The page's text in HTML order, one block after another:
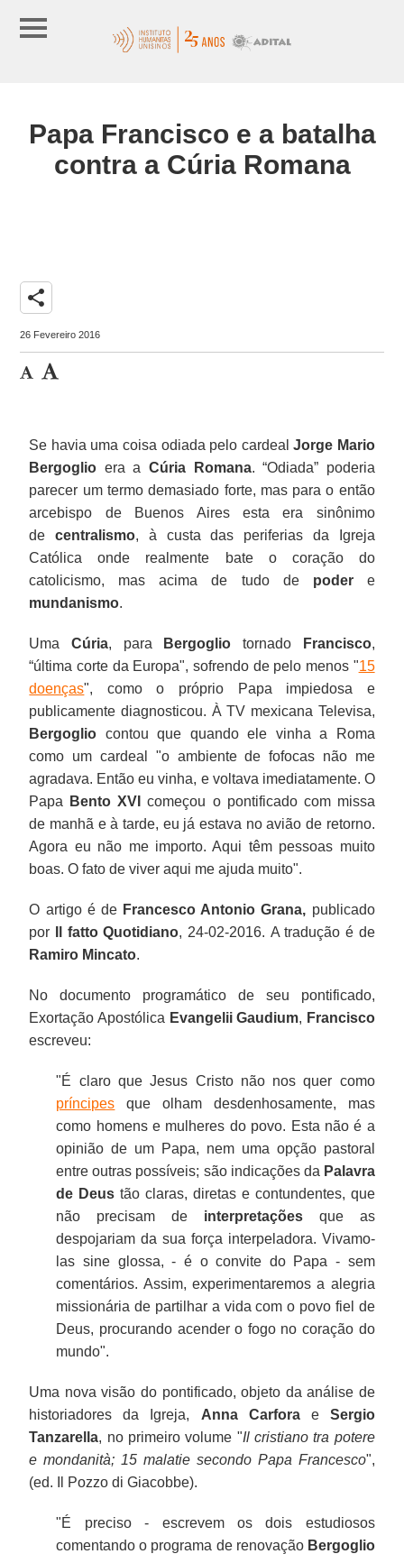
Papa Francisco e a batalha
contra a Cúria Romana
share
26 Fevereiro 2016
Se havia uma coisa odiada pelo cardealJorge Mario
Bergoglio era a Cúria Romana. “Odiada” poderia
parecer um termo demasiado forte, mas para o então
arcebispo de Buenos Aires esta era sinônimo
decentralismo, à custa das periferias da Igreja
Católica onde realmente bate o coração do
catolicismo, mas acima de tudo depodere
mundanismo.
UmaCúria, para Bergoglio tornado Francisco,
“última corte da Europa", sofrendo de pelo menos "15
doenças", como o próprio Papa impiedosa e
publicamente diagnosticou. À TV mexicana Televisa,
Bergoglio contou que quando ele vinha a Roma
como um cardeal "o ambiente de fofocas não me
agradava. Então eu vinha, e voltava imediatamente. O
Papa
Bento XVI
começou o pontificado com missa
de manhã e à tarde, eu já estava no avião de retorno.
Agora eu não me importo. Aqui têm pessoas muito
boas. O fato de viver aqui me ajuda muito".
O artigo é de Francesco Antonio Grana, publicado
por Il fatto Quotidiano, 24-02-2016. A tradução é de
Ramiro Mincato.
No documento programático de seu pontificado,
Exortação Apostólica Evangelii Gaudium, Francisco
escreveu:
"É claro que Jesus Cristo não nos quer como
príncipes que olham desdenhosamente, mas
como homens e mulheres do povo. Esta não é a
opinião de um Papa, nem uma opção pastoral
entre outras possíveis; são indicações da Palavra
de Deus tão claras, diretas e contundentes, que
não precisam de interpretaçõesque as
despojariam da sua força interpeladora. Vivamo-
las sine glossa, - é o convite do Papa - sem
comentários. Assim, experimentaremos a alegria
missionária de partilhar a vida com o povo fiel de
Deus, procurando acender o fogo no coração do
mundo".
Uma nova visão do pontificado, objeto da análise de
historiadores da Igreja, Anna Carforae Sergio
Tanzarella, no primeiro volume "Il cristiano tra potere
e mondanità; 15 malatie secondo Papa Francesco",
(ed. Il Pozzo di Giacobbe).
"É preciso - escrevem os dois estudiosos
comentando o programa de renovação Bergoglio